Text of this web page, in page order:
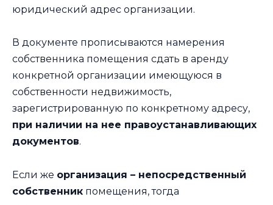
юридический адрес организации.
В документе прописываются намерения
собственника помещения сдать в аренду
конкретной организации имеющуюся в
собственности недвижимость,
зарегистрированную по конкретному адресу,
при наличии на нее правоустанавливающих
документов.
Если же организация – непосредственный
собственник помещения, тогда